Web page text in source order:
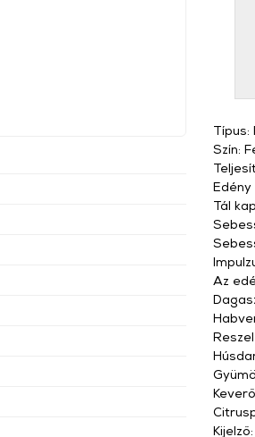
Típus:
Szín:
Tál
Az